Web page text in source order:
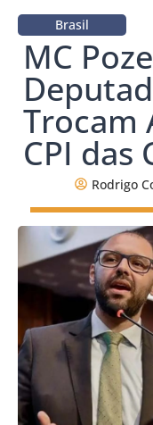
Brasil
MC
Trocam
CPI das
Rodrigo